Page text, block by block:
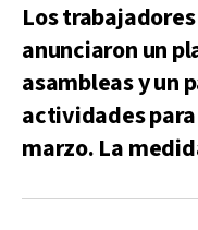
Los trabajadores
anunciaron un
asambleas y un
actividades
marzo. La